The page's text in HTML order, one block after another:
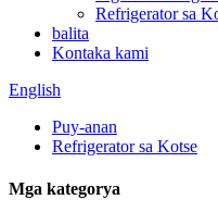
Refrigerator sa
balita
Kontaka kami
English
Puy-anan
Refrigerator sa Kotse
Mga kategorya